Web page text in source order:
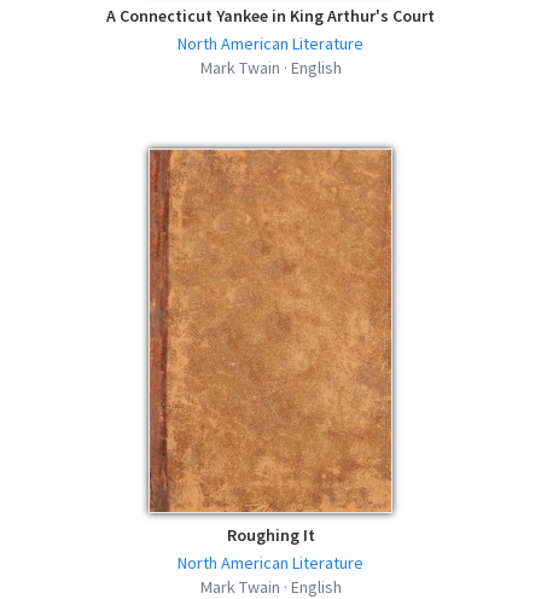
A Connecticut Yankee in King Arthur's Court
North American Literature
Mark Twain · English
Roughing It
North American Literature
Mark Twain · English